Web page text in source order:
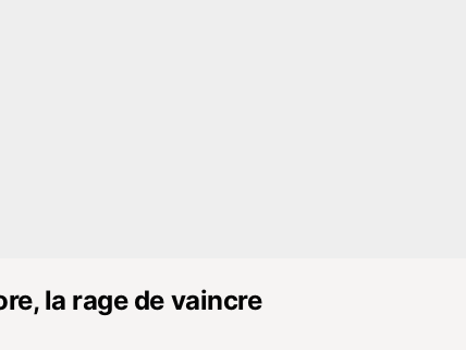
la rage de vaincre